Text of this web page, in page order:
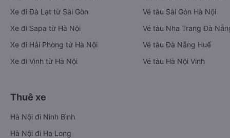
Xe đi Đà Lạt từ Sài Gòn
Xe đi Sapa từ Hà Nội
Xe đi Hải Phòng từ Hà Nội
Xe đi Vinh từ Hà Nội
Vé tàu Sài Gòn Hà Nội
Vé tàu Nha Trang Đà
Vé tàu Đà Nẵng Huế
Vé tàu Hà Nội Vinh
Thuê xe
Hà Nội đi Ninh Bình
Hà Nội đi Hạ Long